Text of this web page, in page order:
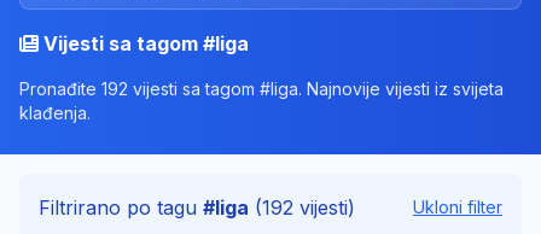
Vijesti sa tagom #liga
Pronađite 192 vijesti sa tagom #liga. Najnovije vijesti iz svijeta
klađenja.
Filtrirano po tagu #liga (192 vijesti) Ukloni filter